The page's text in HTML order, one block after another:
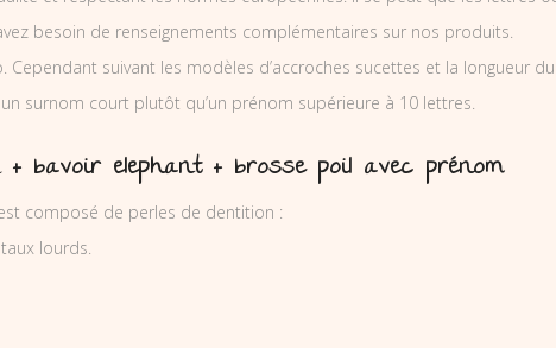
besoin de renseignements complémentaires sur nos produits.
suivant les modèles d’accroches sucettes et la longueur
surnom court plutôt qu’un prénom supérieure à 10 lettres.
elephant + brosse poil avec prénom
composé de perles de dentition :
lourds.